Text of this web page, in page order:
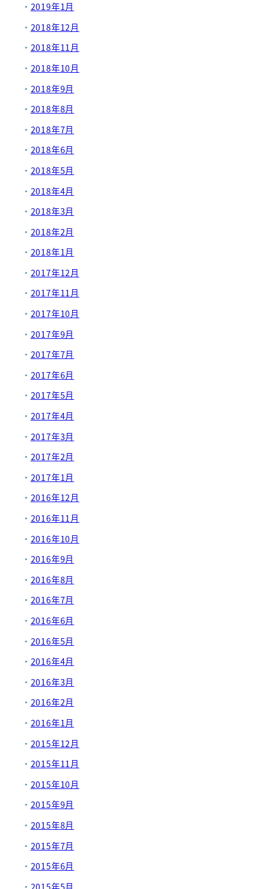
2019年1月
2018年12月
2018年11月
2018年10月
2018年9月
2018年8月
2018年7月
2018年6月
2018年5月
2018年4月
2018年3月
2018年2月
2018年1月
2017年12月
2017年11月
2017年10月
2017年9月
2017年7月
2017年6月
2017年5月
2017年4月
2017年3月
2017年2月
2017年1月
2016年12月
2016年11月
2016年10月
2016年9月
2016年8月
2016年7月
2016年6月
2016年5月
2016年4月
2016年3月
2016年2月
2016年1月
2015年12月
2015年11月
2015年10月
2015年9月
2015年8月
2015年7月
2015年6月
2015年5月